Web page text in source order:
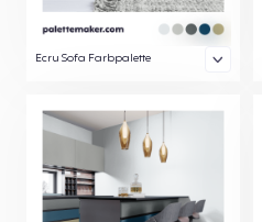
Ecru Sofa Farbpalette